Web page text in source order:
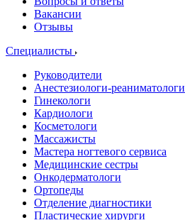
Вакансии
Отзывы
Специалисты
Руководители
Анестезиологи-реаниматологи
Гинекологи
Кардиологи
Косметологи
Массажисты
Мастера ногтевого сервиса
Медицинские сестры
Онкодерматологи
Ортопеды
Отделение диагностики
Пластические хирурги